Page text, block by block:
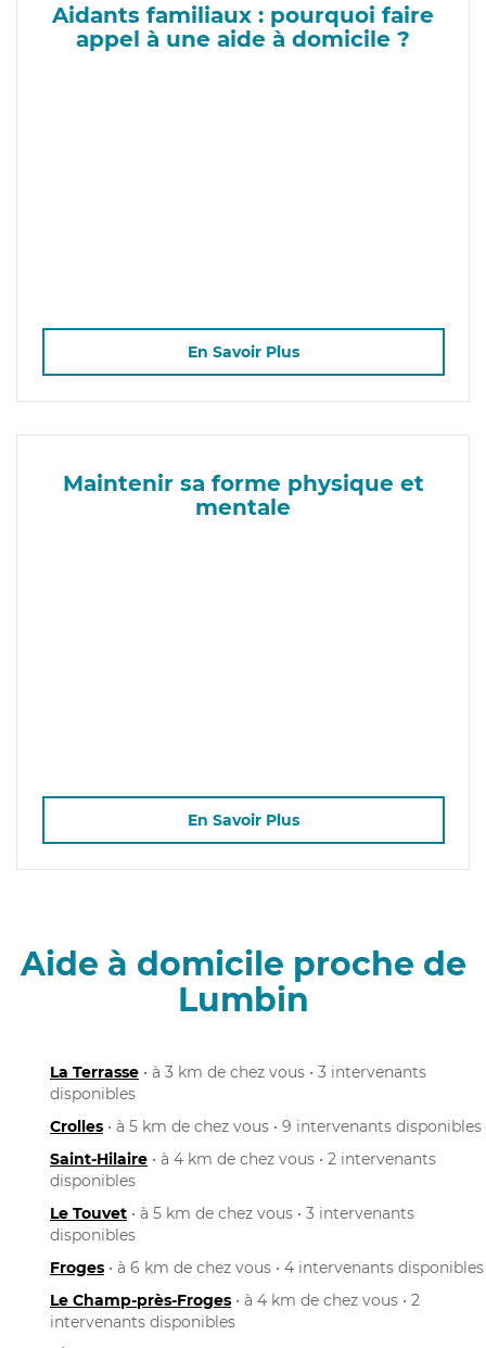
Aidants familiaux : pourquoi faire
appel à une aide à domicile ?
En Savoir Plus
Maintenir sa forme physique et
mentale
En Savoir Plus
Aide à domicile proche de
Lumbin
La Terrasse • à 3 km de chez vous • 3 intervenants
disponibles
Crolles • à 5 km de chez vous • 9 intervenants disponibles
Saint-Hilaire • à 4 km de chez vous • 2 intervenants
disponibles
Le Touvet • à 5 km de chez vous • 3 intervenants
disponibles
Froges • à 6 km de chez vous • 4 intervenants disponibles
Le Champ-près-Froges • à 4 km de chez vous • 2
intervenants disponibles